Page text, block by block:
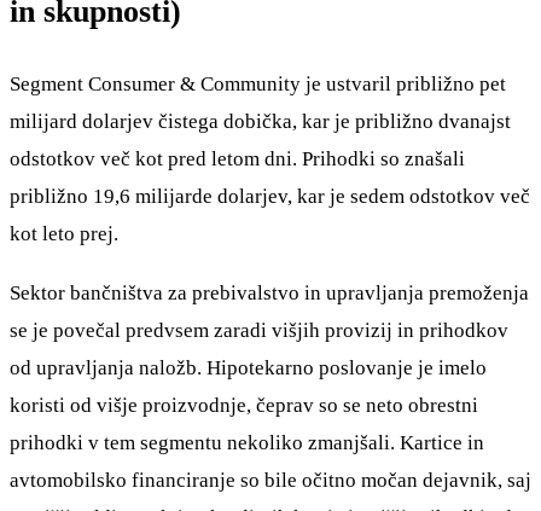
in skupnosti)
Segment Consumer & Community je ustvaril približno pet
milijard dolarjev čistega dobička, kar je približno dvanajst
odstotkov več kot pred letom dni. Prihodki so znašali
približno 19,6 milijarde dolarjev, kar je sedem odstotkov več
kot leto prej.
Sektor bančništva za prebivalstvo in upravljanja premoženja
se je povečal predvsem zaradi višjih provizij in prihodkov
od upravljanja naložb. Hipotekarno poslovanje je imelo
koristi od višje proizvodnje, čeprav so se neto obrestni
prihodki v tem segmentu nekoliko zmanjšali. Kartice in
avtomobilsko financiranje so bile očitno močan dejavnik, saj